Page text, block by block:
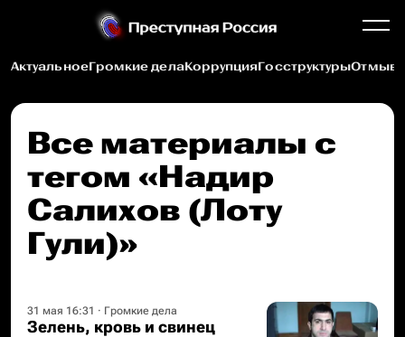
АктуальноеГромкие делаКоррупцияГосструктуры
Все материалы c
тегом «Надир
Салихов (Лоту
Гули)»
31 мая 16:31 · Громкие дела
Зелень, кровь и свинец